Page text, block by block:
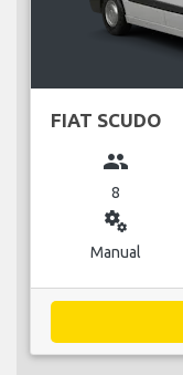
FIAT SCUDO
group
8
miscellaneous_services
Manual